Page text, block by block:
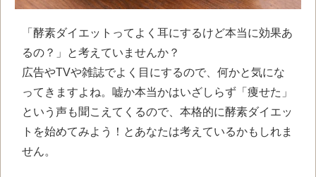
「酵素ダイエットってよく耳にするけど本当に効果あ
るの？」と考えていませんか？
広告やTVや雑誌でよく目にするので、何かと気にな
ってきますよね。嘘か本当かはいざしらず「痩せた」
という声も聞こえてくるので、本格的に酵素ダイエッ
トを始めてみよう！とあなたは考えているかもしれま
せん。